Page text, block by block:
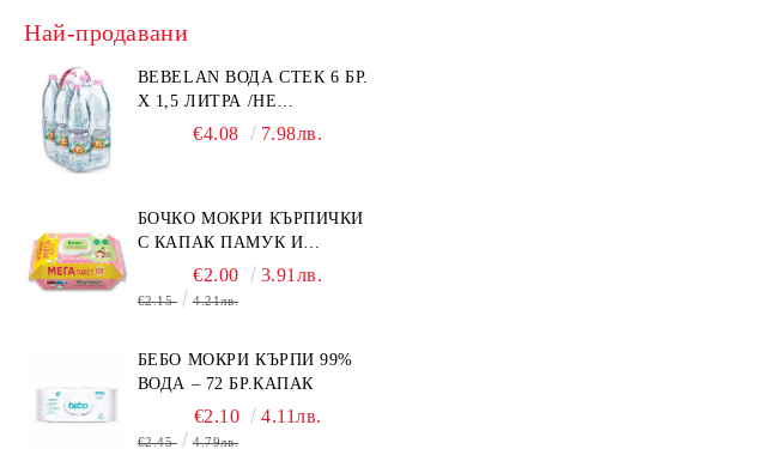
Най-продавани
BEBELAN ВОДА СТЕК 6 БР.
Х 1,5 ЛИТРА /НЕ
ИЗПРАЩАМЕ С КУРИЕР/
€4.08 7.98лв.
БОЧКО МОКРИ КЪРПИЧКИ
С КАПАК ПАМУК И
СМРАДЛИКА 120БР.
€2.00 3.91лв.
€2.15 4.21лв.
БЕБО МОКРИ КЪРПИ 99%
ВОДА – 72 БР.КАПАК
€2.10 4.11лв.
€2.45 4.79лв.